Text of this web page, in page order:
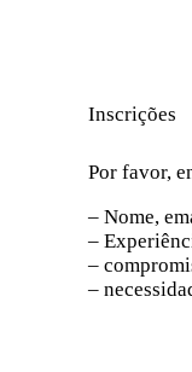
Inscrições
Por favor,
– Nome,
–
–
–